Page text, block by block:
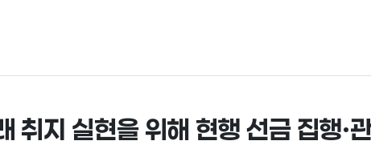
취지 실현을 위해 현행 선금 집행·